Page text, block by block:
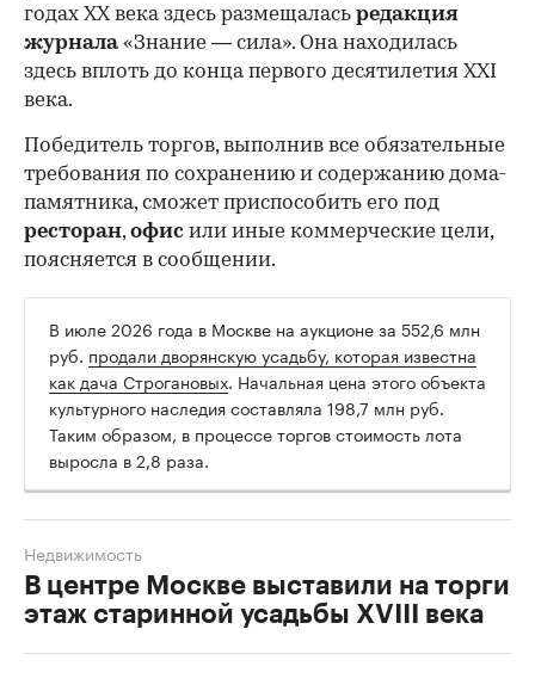
годах XX века здесь размещалась редакция
журнала«Знание — сила». Она находилась
здесь вплоть до конца первого десятилетия XXI
века.
Победитель торгов, выполнив все обязательные
требования по сохранению и содержанию дома-
памятника, сможет приспособить его под
ресторан,офис или иные коммерческие цели,
поясняется в сообщении.
В июле 2026 года в Москве на аукционе за 552,6 млн
руб. продали дворянскую усадьбу, которая известна
как дача Строгановых. Начальная цена этого объекта
культурного наследия составляла 198,7 млн руб.
Таким образом, в процессе торгов стоимость лота
выросла в 2,8 раза.
В центре Москве выставили на торги
этаж старинной усадьбы XVIII века
Недвижимость